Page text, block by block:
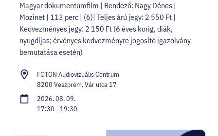
Magyar dokumentumfilm | Rendező: Nagy Dénes |
Mozinet | 113 perc | (6)| Teljes árú jegy: 2 550 Ft |
Kedvezményes jegy: 2 150 Ft (6 éves korig, diák,
nyugdíjas; érvényes kedvezményre jogosító igazolvány
bemutatása esetén)
FOTON Audiovizuális Centrum
8200 Veszprém, Vár utca 17
2026. 08. 09.
17:30 - 19:30